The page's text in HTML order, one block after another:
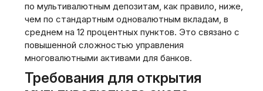
по мультивалютным депозитам, как правило, ниже,
чем по стандартным одновалютным вкладам, в
среднем на 12 процентных пунктов. Это связано с
повышенной сложностью управления
многовалютными активами для банков.
Требования для открытия